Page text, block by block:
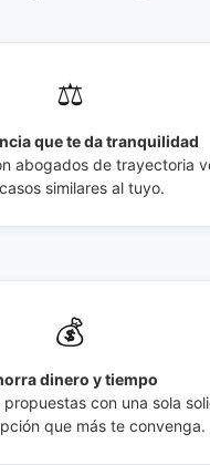
⚖️
que te da tranquilidad
abogados de trayectoria
similares al tuyo.
💰
dinero y tiempo
propuestas con una sola
que más te convenga.